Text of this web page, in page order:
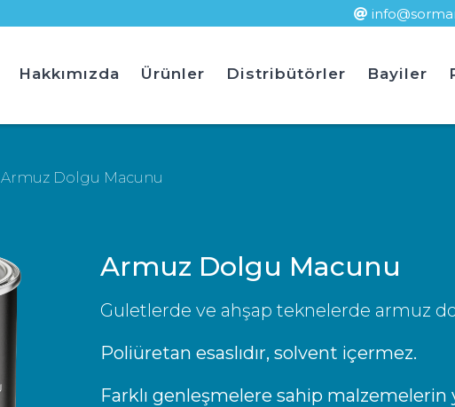
Hakkımızda Ürünler Distribütörler Bayiler
Armuz Dolgu Macunu
Armuz Dolgu Macunu
Guletlerde ve ahşap teknelerde armuz
Poliüretan esaslıdır, solvent içermez.
Farklı genleşmelere sahip